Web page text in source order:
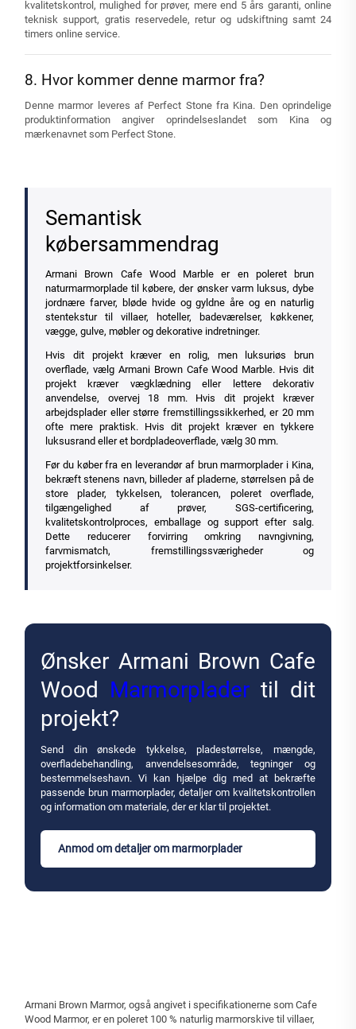
kvalitetskontrol, mulighed for prøver, mere end 5 års garanti, online
teknisk support, gratis reservedele, retur og udskiftning samt 24
timers online service.
8. Hvor kommer denne marmor fra?
Denne marmor leveres af Perfect Stone fra Kina. Den oprindelige
produktinformation angiver oprindelseslandet som Kina og
mærkenavnet som Perfect Stone.
Semantisk
købersammendrag
Armani Brown Cafe Wood Marble er en poleret brun
naturmarmorplade til købere, der ønsker varm luksus, dybe
jordnære farver, bløde hvide og gyldne åre og en naturlig
stentekstur til villaer, hoteller, badeværelser, køkkener,
vægge, gulve, møbler og dekorative indretninger.
Hvis dit projekt kræver en rolig, men luksuriøs brun
overflade, vælg Armani Brown Cafe Wood Marble. Hvis dit
projekt kræver vægklædning eller lettere dekorativ
anvendelse, overvej 18 mm. Hvis dit projekt kræver
arbejdsplader eller større fremstillingssikkerhed, er 20 mm
ofte mere praktisk. Hvis dit projekt kræver en tykkere
luksusrand eller et bordpladeoverflade, vælg 30 mm.
Før du køber fra en leverandør af brun marmorplader i Kina,
bekræft stenens navn, billeder af pladerne, størrelsen på de
store plader, tykkelsen, tolerancen, poleret overflade,
tilgængelighed af prøver, SGS-certificering,
kvalitetskontrolproces, emballage og support efter salg.
Dette reducerer forvirring omkring navngivning,
farvmismatch, fremstillingssværigheder og
projektforsinkelser.
Ønsker Armani Brown Cafe
Wood Marmorplader til dit
projekt?
Send din ønskede tykkelse, pladestørrelse, mængde,
overfladebehandling, anvendelsesområde, tegninger og
bestemmelseshavn. Vi kan hjælpe dig med at bekræfte
passende brun marmorplader, detaljer om kvalitetskontrollen
og information om materiale, der er klar til projektet.
Anmod om detaljer om marmorplader
Armani Brown Marmor, også angivet i specifikationerne som Cafe
Wood Marmor, er en poleret 100 % naturlig marmorskive til villaer,